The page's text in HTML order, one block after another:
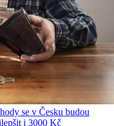
se v Česku budou
i 3000 Kč